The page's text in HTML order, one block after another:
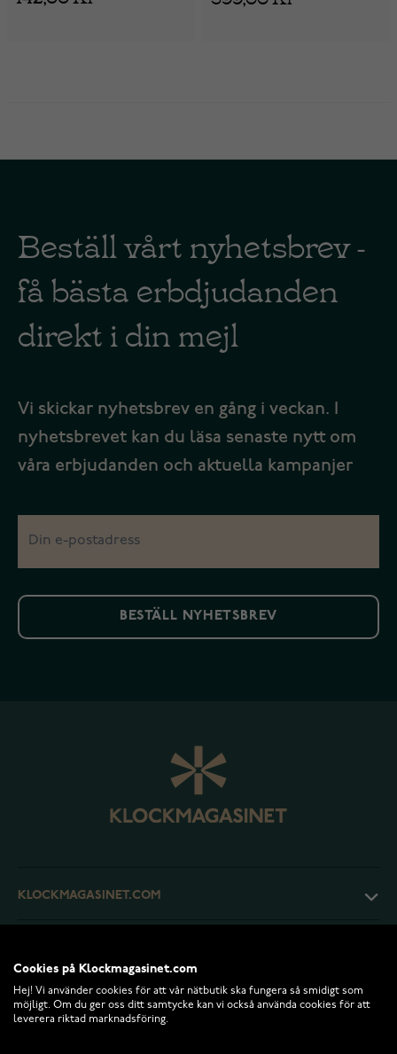
Beställ vårt nyhetsbrev -
få bästa erbdjudanden
direkt i din mejl
Vi skickar nyhetsbrev en gång i veckan. I
nyhetsbrevet kan du läsa senaste nytt om
våra erbjudanden och aktuella kampanjer
BESTÄLL NYHETSBREV
KLOCKMAGASINET.COM
RETURER OCH VILLKOR
Cookies på Klockmagasinet.com
Hej! Vi använder cookies för att vår nätbutik ska fungera så smidigt som
möjligt. Om du ger oss ditt samtycke kan vi också använda cookies för att
leverera riktad marknadsföring.